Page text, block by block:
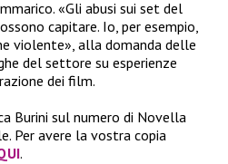
«Gli abusi sui set del
capitare. Io, per esempio,
violente», alla domanda delle
del settore su esperienze
dei film.
Burini sul numero di Novella
Per avere la vostra copia
.